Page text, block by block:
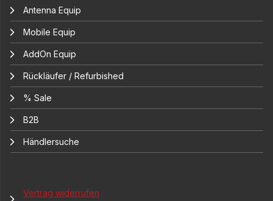
Antenna Equip
Mobile Equip
AddOn Equip
Rückläufer / Refurbished
% Sale
B2B
Händlersuche
Vertrag widerrufen